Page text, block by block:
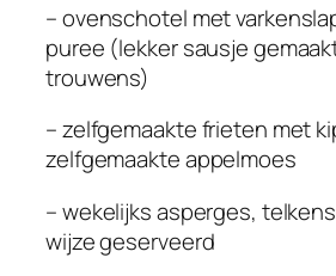
– ovenschotel met
puree (lekker sausje
trouwens)
– zelfgemaakte frieten met
zelfgemaakte appelmoes
– wekelijks asperges,
wijze geserveerd